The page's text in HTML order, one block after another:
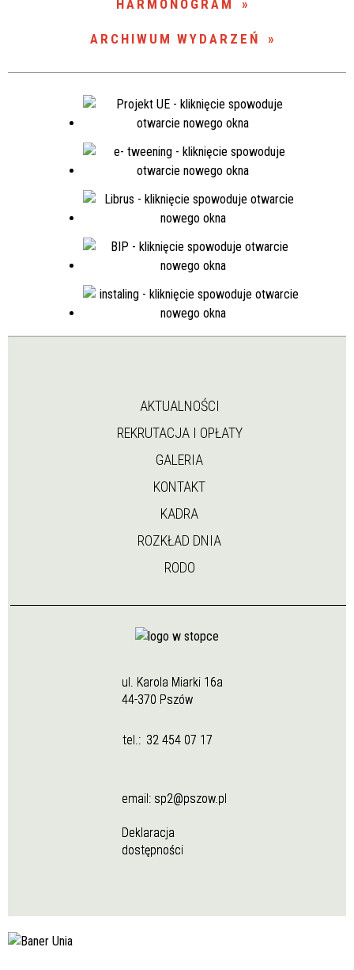
HARMONOGRAM
ARCHIWUM WYDARZEŃ
AKTUALNOŚCI
REKRUTACJA I OPŁATY
GALERIA
KONTAKT
KADRA
ROZKŁAD DNIA
RODO
ul. Karola Miarki 16a
44-370 Pszów
tel.: 32 454 07 17
email: sp2@pszow.pl
Deklaracja
dostępności